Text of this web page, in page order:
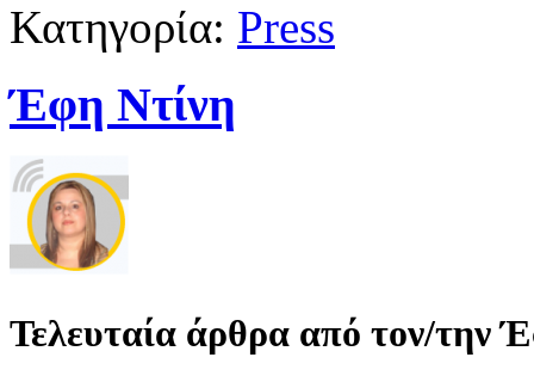
Κατηγορία: Press
Έφη Ντίνη
Τελευταία άρθρα από τον/την